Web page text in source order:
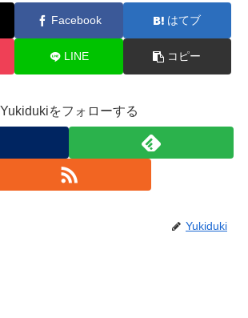
Facebook はてブ
LINE コピー
Yukidukiをフォローする
Yukiduki